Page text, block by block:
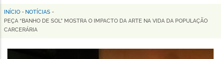
Horizonte
Trilha
de
navegação
INÍCIO - NOTÍCIAS -
PEÇA “BANHO DE SOL” MOSTRA O IMPACTO DA ARTE NA VIDA DA POPULAÇÃO
CARCERÁRIA